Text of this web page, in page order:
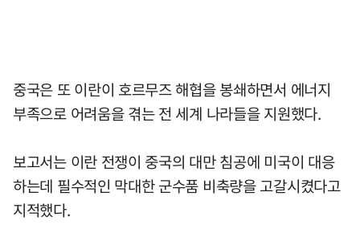
중국은 또 이란이 호르무즈 해협을 봉쇄하면서 에너지
부족으로 어려움을 겪는 전 세계 나라들을 지원했다.
보고서는 이란 전쟁이 중국의 대만 침공에 미국이 대응
하는데 필수적인 막대한 군수품 비축량을 고갈시켰다고
지적했다.